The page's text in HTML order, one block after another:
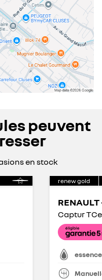
peuvent
en stock
renew gold
RENAULT
Captur
essence